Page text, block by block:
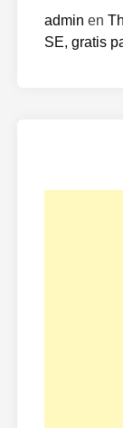
admin en
SE, gratis